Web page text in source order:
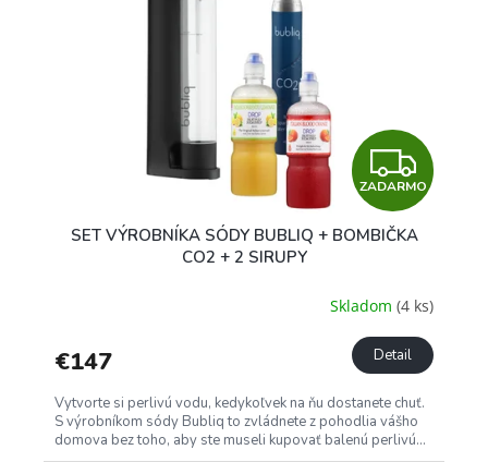
Z
A
D
A
R
M
O
ZADARMO
SET VÝROBNÍKA SÓDY BUBLIQ + BOMBIČKA
CO2 + 2 SIRUPY
Skladom (4 ks)
€147 Detail
Vytvorte si perlivú vodu, kedykoľvek na ňu dostanete chuť.
S výrobníkom sódy Bubliq to zvládnete z pohodlia vášho
domova bez toho, aby ste museli kupovať balenú perlivú...